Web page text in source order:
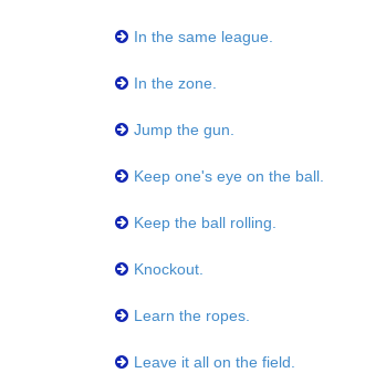
In the same league.
In the zone.
Jump the gun.
Keep one's eye on the ball.
Keep the ball rolling.
Knockout.
Learn the ropes.
Leave it all on the field.